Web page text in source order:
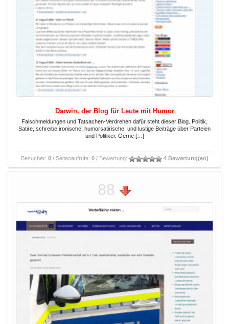
Darwin. der Blog für Leute mit Humor
Falschmeldungen und Tatsachen-Verdrehen dafür steht dieser Blog. Politik,
Satire, schreibe ironische, humorsatirische, und lustige Beiträge über Parteien
und Politiker. Gerne […]
Besucher: 0/ Seitenaufrufe: 0/ Bewertung: 4 Bewertung(en)
88